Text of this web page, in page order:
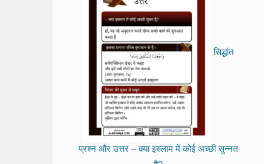
सिद्धांत
प्रश्न और उत्तर – क्या इस्लाम में कोई अच्छी सुन्नत